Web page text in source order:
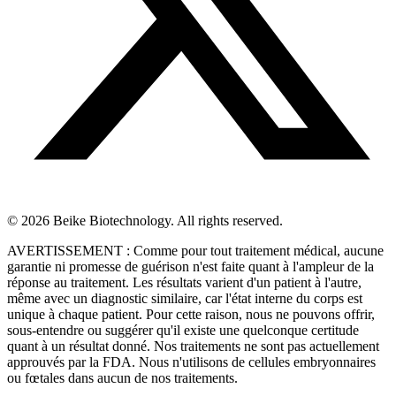
© 2026 Beike Biotechnology. All rights reserved.
AVERTISSEMENT : Comme pour tout traitement médical, aucune
garantie ni promesse de guérison n'est faite quant à l'ampleur de la
réponse au traitement. Les résultats varient d'un patient à l'autre,
même avec un diagnostic similaire, car l'état interne du corps est
unique à chaque patient. Pour cette raison, nous ne pouvons offrir,
sous-entendre ou suggérer qu'il existe une quelconque certitude
quant à un résultat donné. Nos traitements ne sont pas actuellement
approuvés par la FDA. Nous n'utilisons de cellules embryonnaires
ou fœtales dans aucun de nos traitements.